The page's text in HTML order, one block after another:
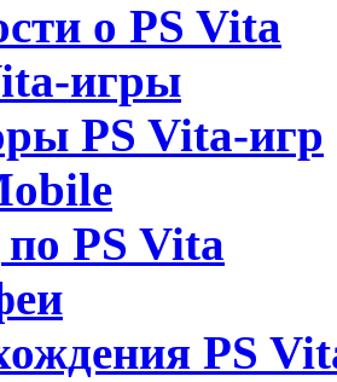
о PS Vita
игры
PS Vita-игр
PS Vita
PS